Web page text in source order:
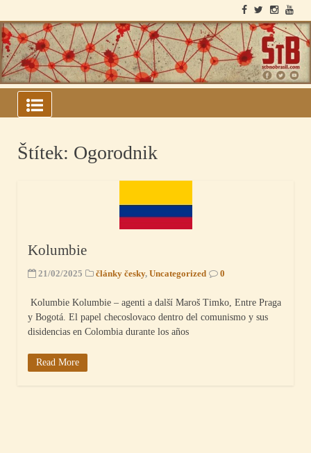
to
content
ARQUIVOS DO BLOCO
SOVIÉTICO
Štítek: Ogorodnik
Kolumbie
21/02/2025 články česky, Uncategorized 0
Kolumbie Kolumbie – agenti a další Maroš Timko, Entre Praga
y Bogotá. El papel checoslovaco dentro del comunismo y sus
disidencias en Colombia durante los años
Read More